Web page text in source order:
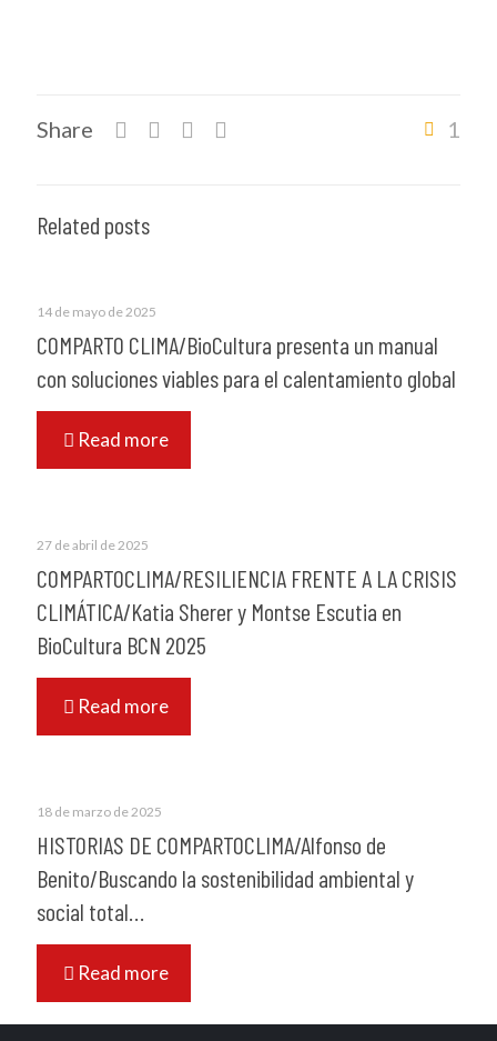
Share 1
Related posts
14 de mayo de 2025
COMPARTO CLIMA/BioCultura presenta un manual
con soluciones viables para el calentamiento global
Read more
27 de abril de 2025
COMPARTOCLIMA/RESILIENCIA FRENTE A LA CRISIS
CLIMÁTICA/Katia Sherer y Montse Escutia en
BioCultura BCN 2025
Read more
18 de marzo de 2025
HISTORIAS DE COMPARTOCLIMA/Alfonso de
Benito/Buscando la sostenibilidad ambiental y
social total…
Read more